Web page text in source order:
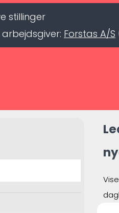
stillinger
Forstas A/S